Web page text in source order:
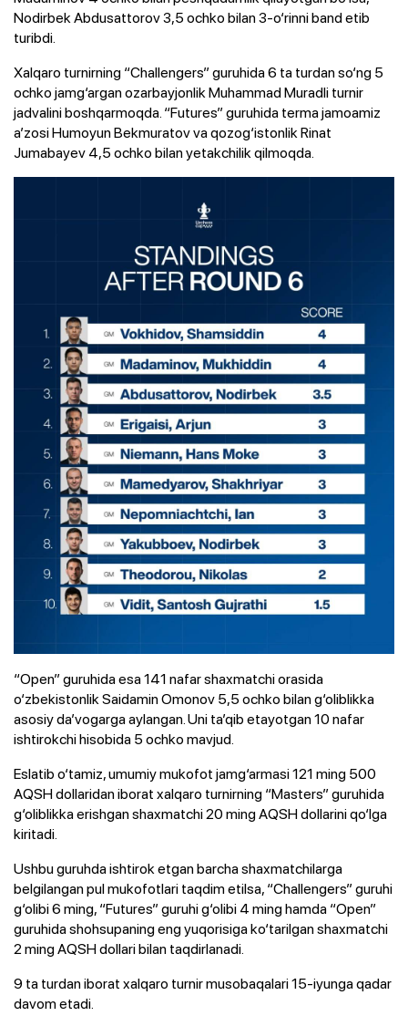
Nodirbek Abdusattorov 3,5 ochko bilan 3-o‘rinni band etib
turibdi.
Xalqaro turnirning “Challengers” guruhida 6 ta turdan so‘ng 5
ochko jamg‘argan ozarbayjonlik Muhammad Muradli turnir
jadvalini boshqarmoqda. “Futures” guruhida terma jamoamiz
a’zosi Humoyun Bekmuratov va qozog‘istonlik Rinat
Jumabayev 4,5 ochko bilan yetakchilik qilmoqda.
“Open” guruhida esa 141 nafar shaxmatchi orasida
o‘zbekistonlik Saidamin Omonov 5,5 ochko bilan g‘oliblikka
asosiy da’vogarga aylangan. Uni ta’qib etayotgan 10 nafar
ishtirokchi hisobida 5 ochko mavjud.
Eslatib o‘tamiz, umumiy mukofot jamg‘armasi 121 ming 500
AQSH dollaridan iborat xalqaro turnirning “Masters” guruhida
g‘oliblikka erishgan shaxmatchi 20 ming AQSH dollarini qo‘lga
kiritadi.
Ushbu guruhda ishtirok etgan barcha shaxmatchilarga
belgilangan pul mukofotlari taqdim etilsa, “Challengers” guruhi
g‘olibi 6 ming, “Futures” guruhi g‘olibi 4 ming hamda “Open”
guruhida shohsupaning eng yuqorisiga ko‘tarilgan shaxmatchi
2 ming AQSH dollari bilan taqdirlanadi.
9 ta turdan iborat xalqaro turnir musobaqalari 15-iyunga qadar
davom etadi.